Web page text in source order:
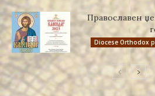
Православен
Diocese Orthodox